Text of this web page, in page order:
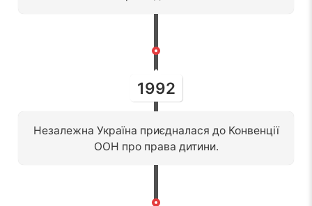
1992
Незалежна Україна приєдналася до Конвенції
ООН про права дитини.